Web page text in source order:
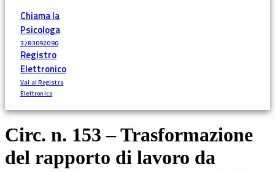
Chiama la
Psicologa
3783092090
Registro
Elettronico
Vai al Registro
Elettronico
Circ. n. 153 – Trasformazione
del rapporto di lavoro da